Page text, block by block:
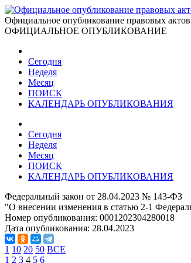
Официальное опубликование правовых актов
ОФИЦИАЛЬНОЕ ОПУБЛИКОВАНИЕ
Сегодня
Неделя
Месяц
ПОИСК
КАЛЕНДАРЬ ОПУБЛИКОВАНИЯ
Сегодня
Неделя
Месяц
ПОИСК
КАЛЕНДАРЬ ОПУБЛИКОВАНИЯ
Федеральный закон от 28.04.2023 № 143-ФЗ
"О внесении изменения в статью 2-1
Номер опубликования: 0001202304280018
Дата опубликования: 28.04.2023
1 10 20 50 ВСЕ
1 2 3 4 5 6